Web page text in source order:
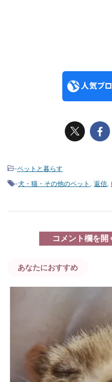
-ペットと暮らす
-犬・猫・その他のペット , 返信,
コメント欄を開
あなたにおすすめ